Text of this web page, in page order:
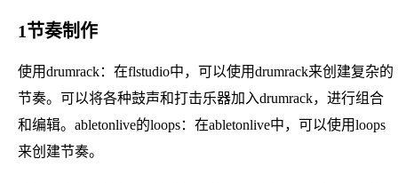
1节奏制作
使用drumrack：在flstudio中，可以使用drumrack来创建复杂的
节奏。可以将各种鼓声和打击乐器加入drumrack，进行组合
和编辑。abletonlive的loops：在abletonlive中，可以使用loops
来创建节奏。